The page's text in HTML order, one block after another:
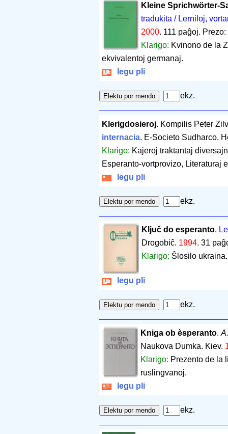
Kleine Sprichwörter-
tradukita / Lerniloj,
2000. 111 paĝoj.
Klarigo: Kvinono de la
ekvivalentoj germanaj.
legu pli
ekz.
Klerigdosieroj. Kompilis Peter
internacia. E-Societo Sudharco.
Klarigo: Kajeroj traktantaj
Esperanto-vortprovizo, Literaturaj
legu pli
ekz.
Ključ do esperanto.
Drogobiĉ. 1994. 31
Klarigo: Ŝlosilo ukraina.
legu pli
ekz.
Kniga ob èsperanto.
Naukova Dumka. Kiev.
Klarigo: Prezento de la
ruslingvanoj.
legu pli
ekz.